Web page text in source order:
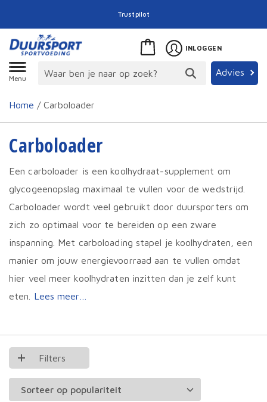
Trustpilot
Menu
Advies
INLOGGEN
Home / Carboloader
Carboloader
Een carboloader is een koolhydraat-supplement om
glycogeenopslag maximaal te vullen voor de wedstrijd.
Carboloader wordt veel gebruikt door duursporters om
zich zo optimaal voor te bereiden op een zware
inspanning. Met carboloading stapel je koolhydraten, een
manier om jouw energievoorraad aan te vullen omdat
hier veel meer koolhydraten inzitten dan je zelf kunt
eten. Lees meer…
Filters